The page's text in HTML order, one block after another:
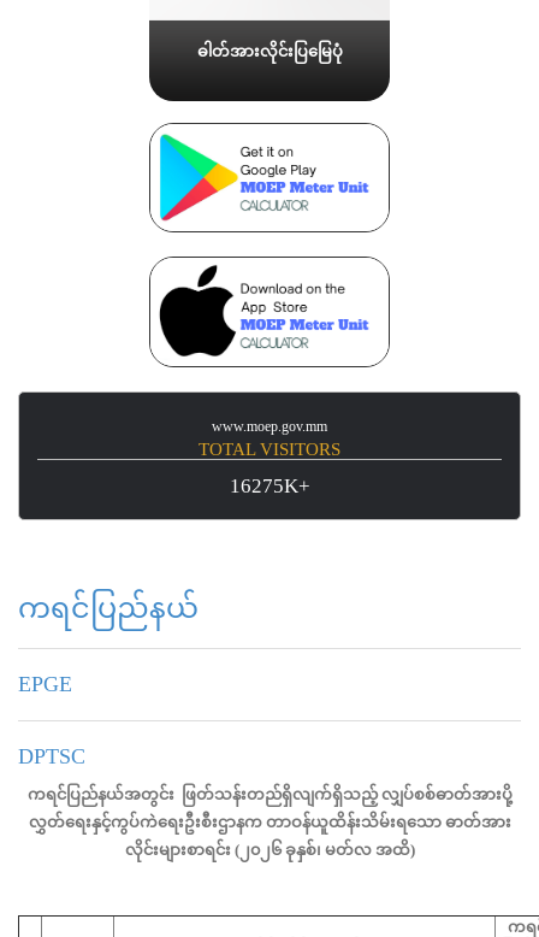
ဓါတ်အားလိုင်းပြမြေပုံ
www.moep.gov.mm
TOTAL VISITORS
16275K+
ကရင်ပြည်နယ်
EPGE
DPTSC
ကရင်ပြည်နယ်အတွင်း ဖြတ်သန်းတည်ရှိလျက်ရှိသည့် လျှပ်စစ်ဓာတ်အားပို့
လွှတ်ရေးနှင့်ကွပ်ကဲရေးဦးစီးဌာနက တာဝန်ယူထိန်းသိမ်းရသော ဓာတ်အား
လိုင်းများစာရင်း (၂၀၂၆ ခုနှစ်၊ မတ်လ အထိ)
ကရ